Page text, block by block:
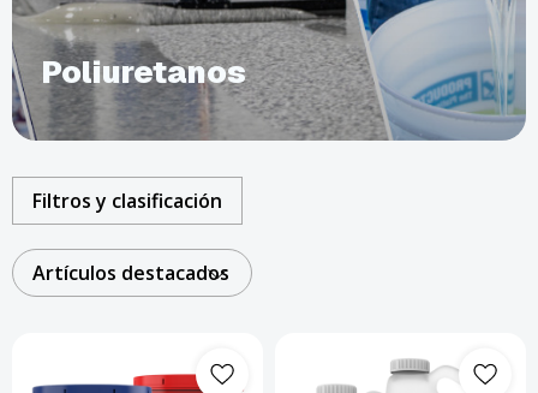
Poliuretanos
Filtros y clasificación
Artículos destacados